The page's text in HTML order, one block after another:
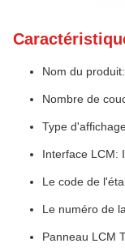
Nom du
Nombre de
Type
Interface LCM:
Le code de
Le numéro de
Panneau LCM